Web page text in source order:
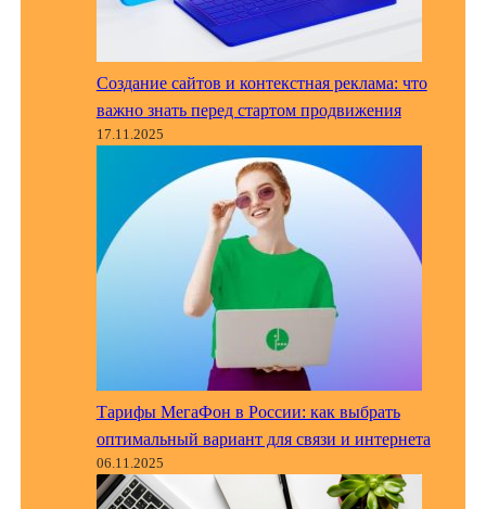
Создание сайтов и контекстная реклама: что
важно знать перед стартом продвижения
17.11.2025
Тарифы МегаФон в России: как выбрать
оптимальный вариант для связи и интернета
06.11.2025